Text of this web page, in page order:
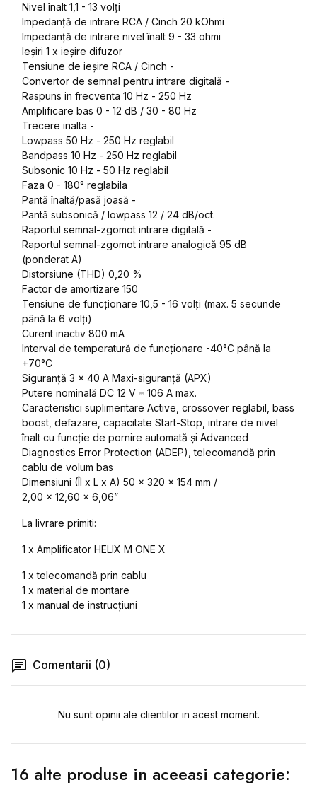
Nivel înalt 1,1 - 13 volți
Impedanță de intrare RCA / Cinch 20 kOhmi
Impedanță de intrare nivel înalt 9 - 33 ohmi
Ieșiri 1 x ieșire difuzor
Tensiune de ieșire RCA / Cinch -
Convertor de semnal pentru intrare digitală -
Raspuns in frecventa 10 Hz - 250 Hz
Amplificare bas 0 - 12 dB / 30 - 80 Hz
Trecere inalta -
Lowpass 50 Hz - 250 Hz reglabil
Bandpass 10 Hz - 250 Hz reglabil
Subsonic 10 Hz - 50 Hz reglabil
Faza 0 - 180° reglabila
Pantă înaltă/pasă joasă -
Pantă subsonică / lowpass 12 / 24 dB/oct.
Raportul semnal-zgomot intrare digitală -
Raportul semnal-zgomot intrare analogică 95 dB
(ponderat A)
Distorsiune (THD) 0,20 %
Factor de amortizare 150
Tensiune de funcționare 10,5 - 16 volți (max. 5 secunde
până la 6 volți)
Curent inactiv 800 mA
Interval de temperatură de funcționare -40°C până la
+70°C
Siguranță 3 x 40 A Maxi-siguranță (APX)
Putere nominală DC 12 V ⎓ 106 A max.
Caracteristici suplimentare Active, crossover reglabil, bass
boost, defazare, capacitate Start-Stop, intrare de nivel
înalt cu funcție de pornire automată și Advanced
Diagnostics Error Protection (ADEP), telecomandă prin
cablu de volum bas
Dimensiuni (Îl x L x A) 50 x 320 x 154 mm /
2,00 x 12,60 x 6,06”
La livrare primiti:
1 x Amplificator HELIX M ONE X
1 x telecomandă prin cablu
1 x material de montare
1 x manual de instrucțiuni
Comentarii (0)
Nu sunt opinii ale clientilor in acest moment.
16 alte produse in aceeasi categorie: